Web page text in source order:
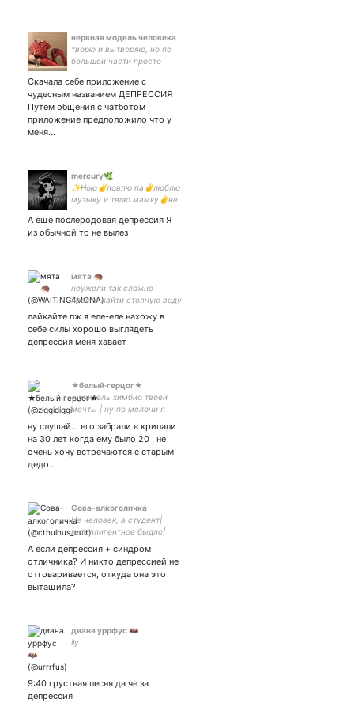
нервная модель человека
творю и вытворяю, но по
большей части просто
Скачала себе приложение с
чудесным названием ДЕПРЕССИЯ
Путем общения с чатботом
приложение предположило что у
меня…
mercury🌿
✨Ною✌️ловлю па✌️люблю
музыку и твою мамку✌️не
СВОБОДУ❗❗❗
А еще послеродовая депрессия Я
из обычной то не вылез
мята 🦔
неужели так сложно
просто найти стоячую воду
лайкайте пж я еле-еле нахожу в
себе силы хорошо выглядеть
депрессия меня хавает
★белый·герцог★
• yчитель химбио твоей
мечты | ну по мелочи я
ищите меня на Марсе |
Боуи| от лица белого
герцога |тот самый зигги
ну слушай... его забрали в крипапи
на 30 лет когда ему было 20 , не
очень хочу встречаются с старым
дедо…
Сова-алкоголичка
Не человек, а студент|
интеллигентное быдло|
где хочу, там и сижу|
Гейский инфаркт| апасная
апазицея⚪❤️⚪
А если депрессия + синдром
отличника? И никто депрессией не
отговаривается, откуда она это
вытащила?
диана уррфус 🦇
ily
9:40 грустная песня да че за
депрессия